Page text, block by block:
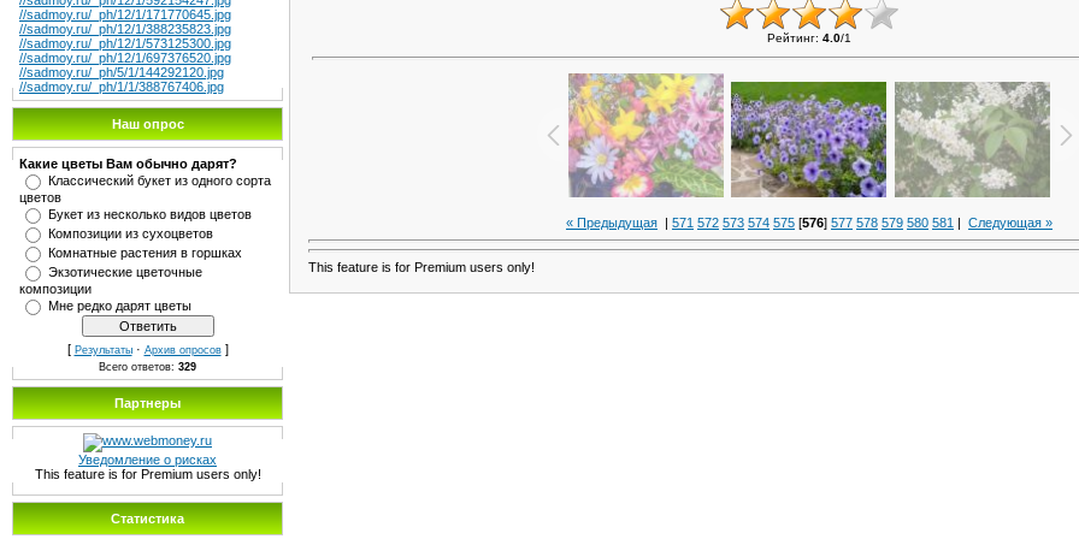
//sadmoy.ru/_ph/12/1/171770645.jpg
//sadmoy.ru/_ph/12/1/388235823.jpg
//sadmoy.ru/_ph/12/1/573125300.jpg
//sadmoy.ru/_ph/12/1/697376520.jpg
//sadmoy.ru/_ph/5/1/144292120.jpg
//sadmoy.ru/_ph/1/1/388767406.jpg
Наш опрос
Какие цветы Вам обычно дарят?
Классический букет из одного сорта
цветов
Букет из несколько видов цветов
Композиции из сухоцветов
Комнатные растения в горшках
Экзотические цветочные
композиции
Мне редко дарят цветы
[ Результаты· Архив опросов]
Всего ответов: 329
Партнеры
Уведомление о рисках
This feature is for Premium users only!
Статистика
Рейтинг: 4.0/1
« Предыдущая | 571 572 573 574 575 [576] 577 578 579 580 581 | Следующая »
This feature is for Premium users only!